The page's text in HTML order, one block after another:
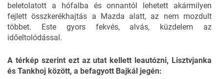
beletolatott a hófalba és onnantól lehetett akármilyen
fejlett összkerékhajtás a Mazda alatt, az nem mozdult
többet. Este gyors fekvés, alvás, küzdelem az
időeltolódással.
A térkép szerint ezt az utat kellett leautózni, Lisztvjanka
és Tankhoj között, a befagyott Bajkál jegén: